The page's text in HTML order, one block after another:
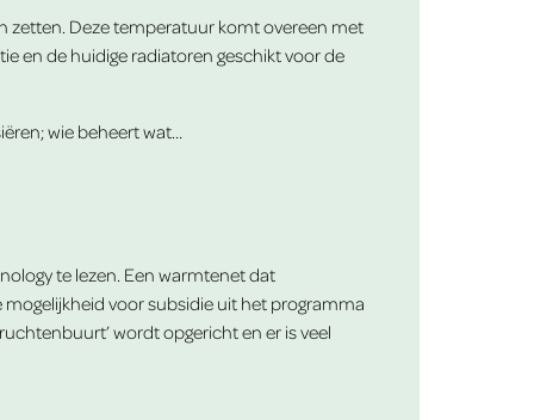
zetten. Deze temperatuur komt overeen met
en de huidige radiatoren geschikt voor de
wie beheert wat…
te lezen. Een warmtenet dat
voor subsidie uit het programma
wordt opgericht en er is veel